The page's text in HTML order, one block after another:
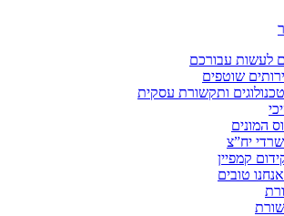
לעשות עבורכם
שוטפים
ותקשורת עסקית
המונים
יח”צ
קמפיין
טובים